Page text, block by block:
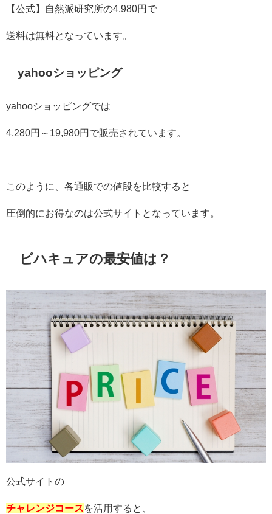
【公式】自然派研究所の4,980円で
送料は無料となっています。
yahooショッピング
yahooショッピングでは
4,280円～19,980円で販売されています。
このように、各通販での値段を比較すると
圧倒的にお得なのは公式サイトとなっています。
ビハキュアの最安値は？
公式サイトの
チャレンジコース を活用すると、